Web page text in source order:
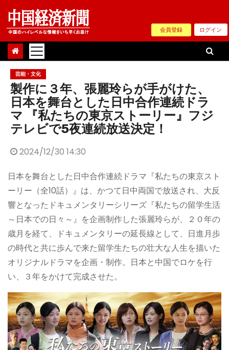
Skip
content
会員登録 ログイン
芸能・文化
製作に３年、張麗玲らが手がけた、
日本を舞台とした日中合作連続ドラ
マ 『私たちの東京ストーリー』フジ
テレビで5夜連続放送決定！
2024/12/30 14:30
日本を舞台とした日中合作連続ドラマ『私たちの東京スト
ーリー（全10話）』は、かつて日中両国で放送され、大反
響となったドキュメンタリーシリーズ『私たちの留学生活
～日本での日々～』を企画制作した張麗玲らが、２０年の
歳月を経て、ドキュメンタリーの延長線として、日進月歩
の時代と共に歩んで来た留学生たちの壮大な人生を描いた
オリジナルドラマを企画・制作。日本と中国でロケを行
い、３年をかけて完成させた。